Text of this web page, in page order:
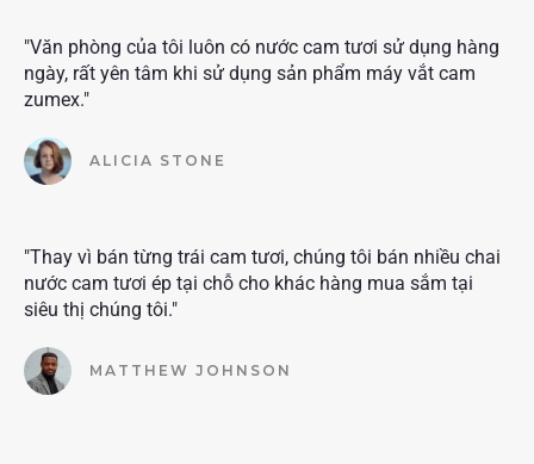
"Văn phòng của tôi luôn có nước cam tươi sử dụng hàng
ngày, rất yên tâm khi sử dụng sản phẩm máy vắt cam
zumex."
ALICIA STONE
"Thay vì bán từng trái cam tươi, chúng tôi bán nhiều chai
nước cam tươi ép tại chỗ cho khác hàng mua sắm tại
siêu thị chúng tôi."
MATTHEW JOHNSON